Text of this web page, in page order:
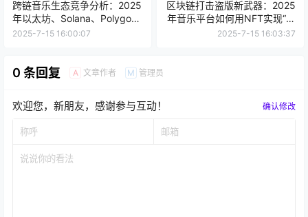
跨链音乐生态竞争分析：2025
年以太坊、Solana、Polygon
如何争夺NFT音乐市场？
2025-7-15 16:00:07
区块链打击盗版新武器：2025
年音乐平台如何用NFT实现“播
放即确权”？
2025-7-15 16:03:37
0 条回复 A 文章作者 M 管理员
欢迎您，新朋友，感谢参与互动！ 确认修改